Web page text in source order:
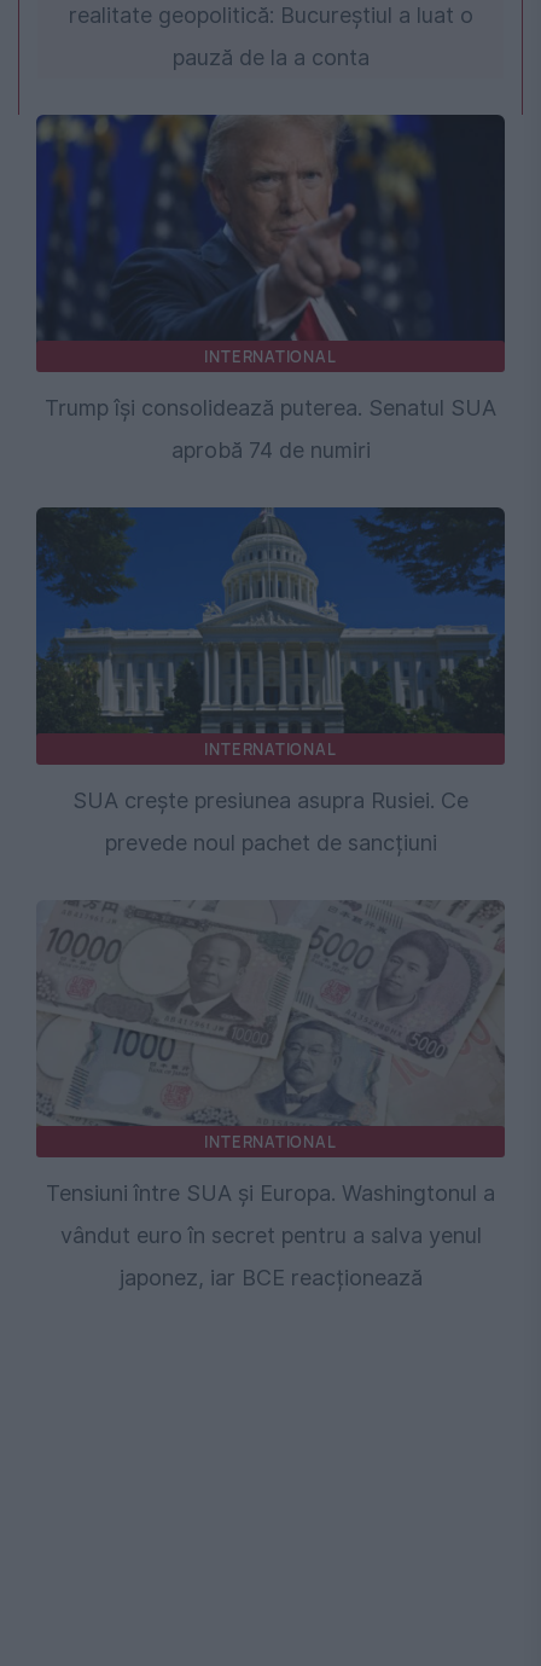
realitate geopolitică: Bucureștiul a luat o
pauză de la a conta
INTERNATIONAL
Trump își consolidează puterea. Senatul SUA
aprobă 74 de numiri
INTERNATIONAL
SUA crește presiunea asupra Rusiei. Ce
prevede noul pachet de sancțiuni
INTERNATIONAL
Tensiuni între SUA și Europa. Washingtonul a
vândut euro în secret pentru a salva yenul
japonez, iar BCE reacționează